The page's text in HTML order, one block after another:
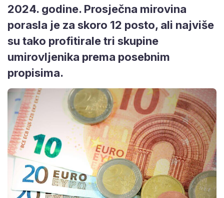
2024. godine. Prosječna mirovina
porasla je za skoro 12 posto, ali najviše
su tako profitirale tri skupine
umirovljenika prema posebnim
propisima.